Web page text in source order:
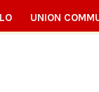
UNION